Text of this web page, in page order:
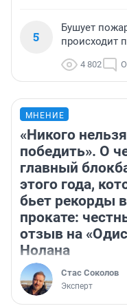
5
Бушует
происходит
4 802
МНЕНИЕ
«Никого нельзя
победить». О
главный
этого года,
бьет рекорды в
прокате:
отзыв на
Нолана
Стас Соколов
Эксперт